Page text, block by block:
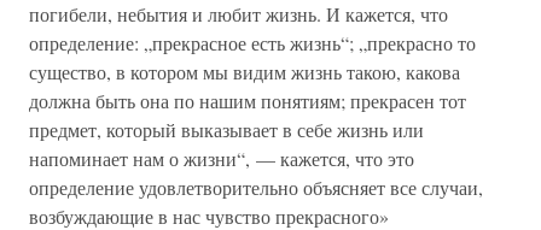
погибели, небытия и любит жизнь. И кажется, что
определение: „прекрасное есть жизнь“; „прекрасно то
существо, в котором мы видим жизнь такою, какова
должна быть она по нашим понятиям; прекрасен тот
предмет, который выказывает в себе жизнь или
напоминает нам о жизни“, — кажется, что это
определение удовлетворительно объясняет все случаи,
возбуждающие в нас чувство прекрасного»